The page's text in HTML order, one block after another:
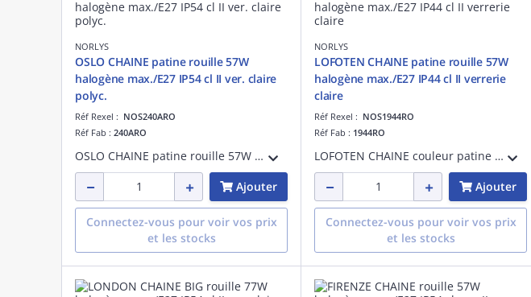
NORLYS
OSLO CHAINE patine rouille 57W
halogène max./E27 IP54 cl II ver. claire
polyc.
Réf Rexel : NOS240ARO
Réf Fab : 240ARO
OSLO CHAINE patine rouille 57W halogène max./E27 IP55 classe II verrerie claire polycarbonate
Ajouter
Connectez-vous pour voir vos prix
et les stocks
NORLYS
LOFOTEN CHAINE patine rouille 57W
halogène max./E27 IP44 cl II verrerie
claire
Réf Rexel : NOS1944RO
Réf Fab : 1944RO
LOFOTEN CHAINE couleur patine rouille 57W halogène max./E27 IP44 cl II verrerie claire
Ajouter
Connectez-vous pour voir vos prix
et les stocks